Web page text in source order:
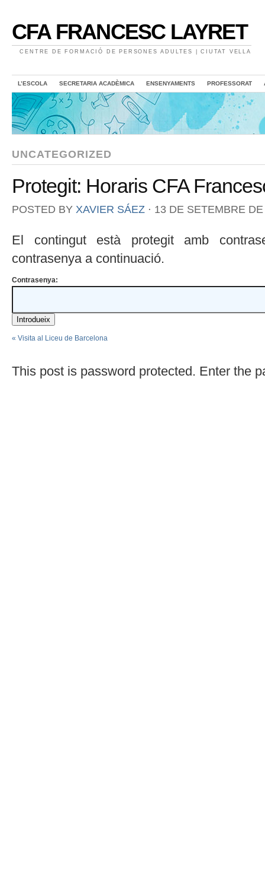
CFA FRANCESC LAYRET
CENTRE DE FORMACIÓ DE PERSONES ADULTES | CIUTAT VELLA
L’ESCOLA SECRETARIA ACADÈMICA ENSENYAMENTS PROFESSORAT
UNCATEGORIZED
Protegit: Horaris CFA
POSTED BY XAVIER SÁEZ ⋅ 13 DE SETEMBRE
El contingut està protegit amb
contrasenya a continuació.
Contrasenya:
« Visita al Liceu de Barcelona
This post is password protected. Enter the